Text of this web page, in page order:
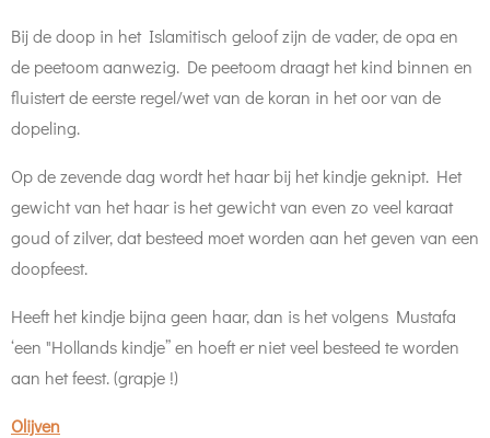
Bij de doop in het Islamitisch geloof zijn de vader, de opa en
de peetoom aanwezig. De peetoom draagt het kind binnen en
fluistert de eerste regel/wet van de koran in het oor van de
dopeling.
Op de zevende dag wordt het haar bij het kindje geknipt. Het
gewicht van het haar is het gewicht van even zo veel karaat
goud of zilver, dat besteed moet worden aan het geven van een
doopfeest.
Heeft het kindje bijna geen haar, dan is het volgens Mustafa
‘een "Hollands kindje” en hoeft er niet veel besteed te worden
aan het feest. (grapje !)
Olijven